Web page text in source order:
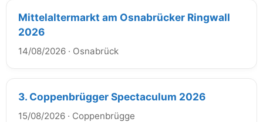
Mittelaltermarkt am Osnabrücker Ringwall
2026
14/08/2026 · Osnabrück
3. Coppenbrügger Spectaculum 2026
15/08/2026 · Coppenbrügge